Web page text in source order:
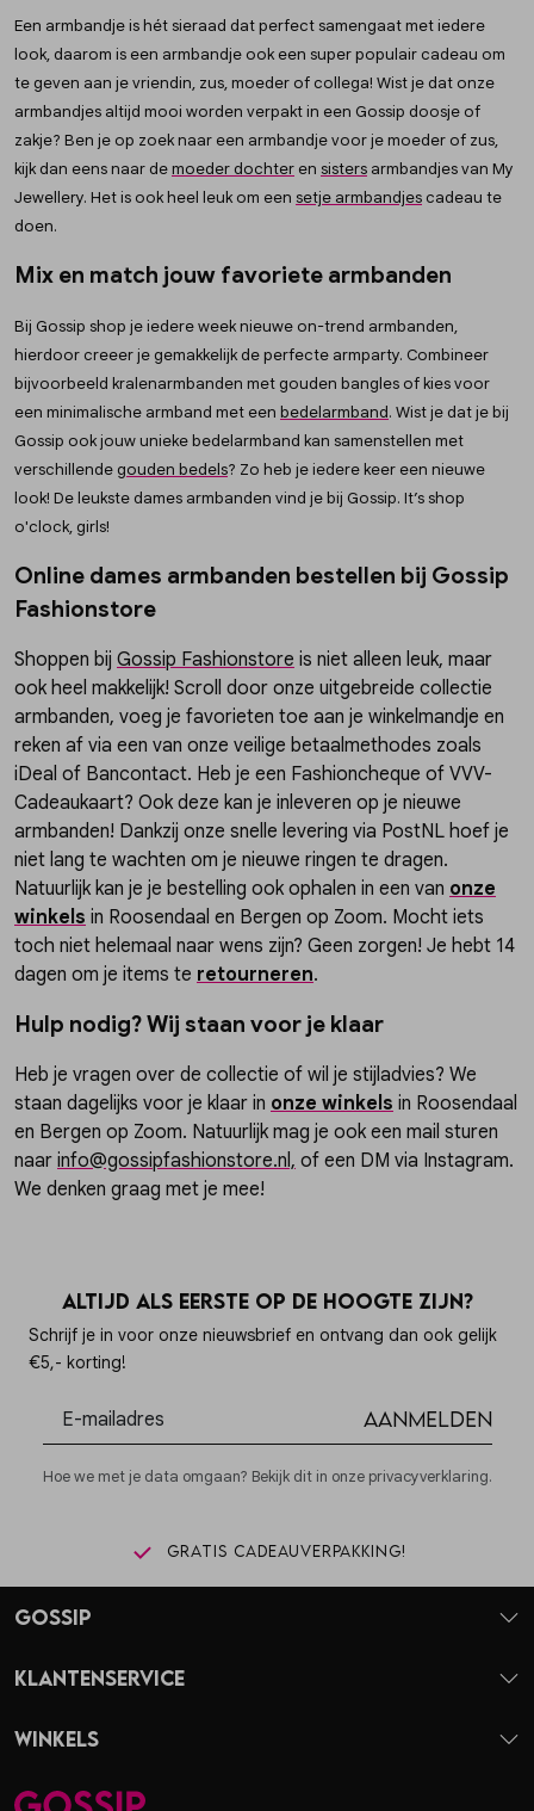
Een armbandje is hét sieraad dat perfect samengaat met iedere
look, daarom is een armbandje ook een super populair cadeau om
te geven aan je vriendin, zus, moeder of collega! Wist je dat onze
armbandjes altijd mooi worden verpakt in een Gossip doosje of
zakje? Ben je op zoek naar een armbandje voor je moeder of zus,
kijk dan eens naar demoeder dochter en sisters armbandjes van My
Jewellery. Het is ook heel leuk om een setje armbandjes cadeau te
doen.
Mix en match jouw favoriete armbanden
Bij Gossip shop je iedere week nieuwe on-trend armbanden,
hierdoor creeer je gemakkelijk de perfecte armparty. Combineer
bijvoorbeeld kralenarmbanden met gouden bangles of kies voor
een minimalische armband met een bedelarmband. Wist je dat je bij
Gossip ook jouw unieke bedelarmband kan samenstellen met
verschillende gouden bedels? Zo heb je iedere keer een nieuwe
look! De leukste dames armbanden vind je bij Gossip. It’s shop
o'clock, girls!
Online dames armbanden bestellen bij Gossip
Fashionstore
Shoppen bij Gossip Fashionstore is niet alleen leuk, maar
ook heel makkelijk! Scroll door onze uitgebreide collectie
armbanden, voeg je favorieten toe aan je winkelmandje en
reken af via een van onze veilige betaalmethodes zoals
iDeal of Bancontact. Heb je een Fashioncheque of VVV-
Cadeaukaart? Ook deze kan je inleveren op je nieuwe
armbanden! Dankzij onze snelle levering via PostNL hoef je
niet lang te wachten om je nieuwe ringen te dragen.
Natuurlijk kan je je bestelling ook ophalen in een van onze
winkels in Roosendaal en Bergen op Zoom. Mocht iets
toch niet helemaal naar wens zijn? Geen zorgen! Je hebt 14
dagen om je items te retourneren.
Hulp nodig? Wij staan voor je klaar
Heb je vragen over de collectie of wil je stijladvies? We
staan dagelijks voor je klaar in onze winkels in Roosendaal
en Bergen op Zoom. Natuurlijk mag je ook een mail sturen
naar info@gossipfashionstore.nl, of een DM via Instagram.
We denken graag met je mee!
Altijd als eerste op de hoogte zijn?
Schrijf je in voor onze nieuwsbrief en ontvang dan ook gelijk
€5,- korting!
Aanmelden
Hoe we met je data omgaan? Bekijk dit in onze privacyverklaring.
Gratis cadeauverpakking!
Gossip
Klantenservice
Winkels